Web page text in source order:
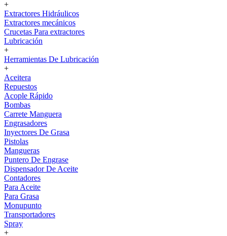
+
Extractores Hidráulicos
Extractores mecánicos
Crucetas Para extractores
Lubricación
+
Herramientas De Lubricación
+
Aceitera
Repuestos
Acople Rápido
Bombas
Carrete Manguera
Engrasadores
Inyectores De Grasa
Pistolas
Mangueras
Puntero De Engrase
Dispensador De Aceite
Contadores
Para Aceite
Para Grasa
Monupunto
Transportadores
Spray
+